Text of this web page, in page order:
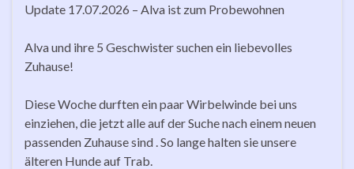
Update 17.07.2026 – Alva ist zum Probewohnen
Alva und ihre 5 Geschwister suchen ein liebevolles
Zuhause!
Diese Woche durften ein paar Wirbelwinde bei uns
einziehen, die jetzt alle auf der Suche nach einem neuen
passenden Zuhause sind . So lange halten sie unsere
älteren Hunde auf Trab.